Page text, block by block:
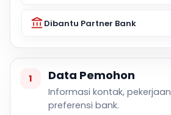
Dibantu Partner Bank
1 Data Pemohon
Informasi kontak,
preferensi bank.